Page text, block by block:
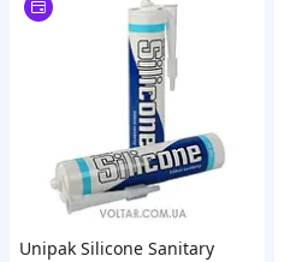
Unipak Silicone Sanitary